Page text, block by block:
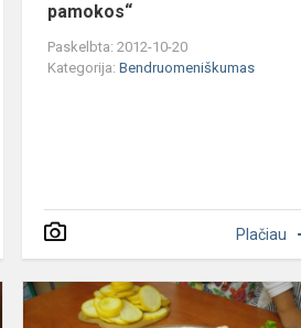
pamokos“
Paskelbta: 2012-10-20
Kategorija:Bendruomeniškumas
Plačiau
Mokytojų
pagerbimo